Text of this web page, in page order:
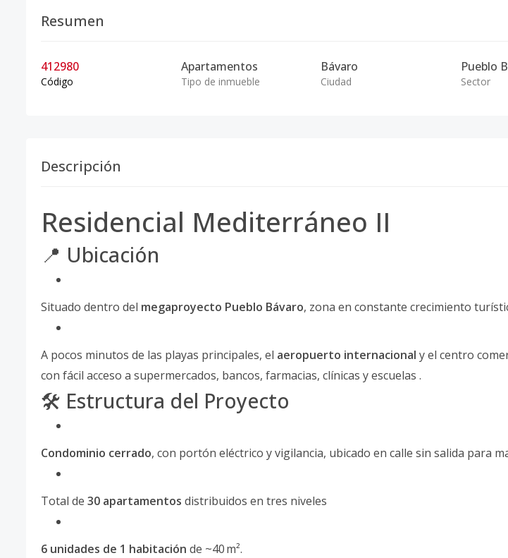
Resumen
412980
Código
Apartamentos
Tipo de inmueble
Bávaro
Ciudad
Pueblo
Sector
Descripción
Residencial Mediterráneo II
📍 Ubicación
Situado dentro del megaproyecto Pueblo Bávaro, zona en constante crecimiento
A pocos minutos de las playas principales, el aeropuerto internacional y el centro
con fácil acceso a supermercados, bancos, farmacias, clínicas y escuelas .
🛠️ Estructura del Proyecto
Condominio cerrado, con portón eléctrico y vigilancia, ubicado en calle sin salida para
Total de 30 apartamentos distribuidos en tres niveles
6 unidades de 1 habitación de ~40 m².